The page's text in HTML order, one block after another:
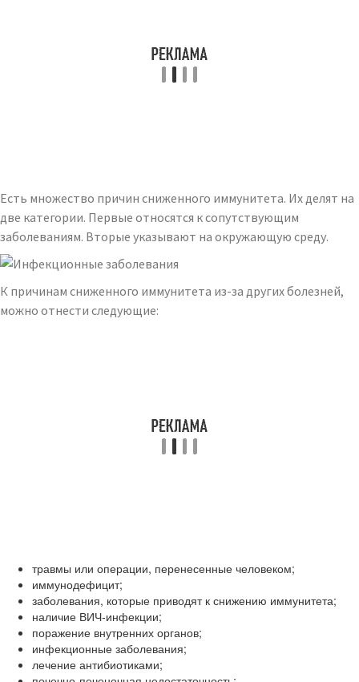
Есть множество причин сниженного иммунитета. Их делят на
две категории. Первые относятся к сопутствующим
заболеваниям. Вторые указывают на окружающую среду.
К причинам сниженного иммунитета из-за других болезней,
можно отнести следующие:
травмы или операции, перенесенные человеком;
иммунодефицит;
заболевания, которые приводят к снижению иммунитета;
наличие ВИЧ-инфекции;
поражение внутренних органов;
инфекционные заболевания;
лечение антибиотиками;